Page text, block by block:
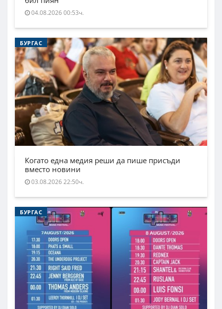
04.08.2026 00:53ч.
БУРГАС
Когато една медия реши да пише присъди
вместо новини
03.08.2026 22:50ч.
БУРГАС